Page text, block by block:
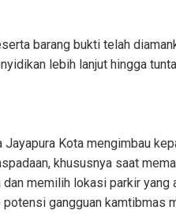
barang bukti telah
lebih lanjut hingga
Kota mengimbau
khususnya saat
memilih lokasi parkir yang
gangguan kamtibmas